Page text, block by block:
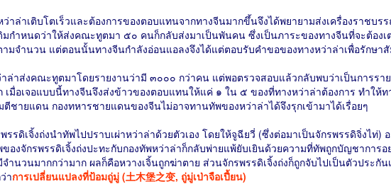
ว่าล่าเติบโตเร็วและต้องการของตอบแทนจากทางจีนมากขึ้นจึงได้พยายามส่งเครื่องราชบร
มกำหนดว่าให้ส่งคณะทูตมา ๕๐ คนก็กลับส่งมาเป็นพันคน ซึ่งเป็นภาระของทางจีนที่จะต้องเ
มจำนวน แต่ตอนนั้นทางจีนกำลังอ่อนแอลงจึงได้แต่ตอบรับคำขอของทางหว่าล่าเพื่อรักษา
าล่าส่งคณะทูตมาโดยรายงานว่ามี ๓๐๐๐ กว่าคน แต่พอตรวจสอบแล้วกลับพบว่าเป็นการรา
เมื่อเจอแบบนี้ทางจีนจึงส่งข้าวของตอบแทนให้แค่ ๑ ใน ๕ ของที่ทางหว่าล่าต้องการ ทำให้ท
ตีชายแดน กองทหารชายแดนของจีนไม่อาจทานทัพของหว่าล่าได้จึงรุกเข้ามาได้เรื่อยๆ
รรดิเจิ้งถ่งนำทัพไปปราบเผ่าหว่าล่าด้วยตัวเอง โดยให้จูฉียวี่ (ซึ่งต่อมาเป็นจักรพรรดิจิ่งไท่) อ
องจักรพรรดิเจิ้งถ่งปะทะกับกองทัพหว่าล่าก็กลับพ่ายแพ้ยับเยินด้วยความที่ทัพถูกบัญชาการอ
ำนวนมากกว่ามาก ผลก็คือหวางเจิ้นถูกฆ่าตาย ส่วนจักรพรรดิเจิ้งถ่งก็ถูกจับไปเป็นตัวประกัน
าการเปลี่ยนแปลงที่ป้อมถู่มู่ (土木堡之变, ถู่มู่เป่าจือเปี้ยน)